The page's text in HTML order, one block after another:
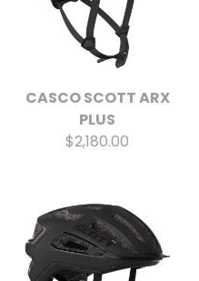
CASCO SCOTT ARX
PLUS
$2,180.00